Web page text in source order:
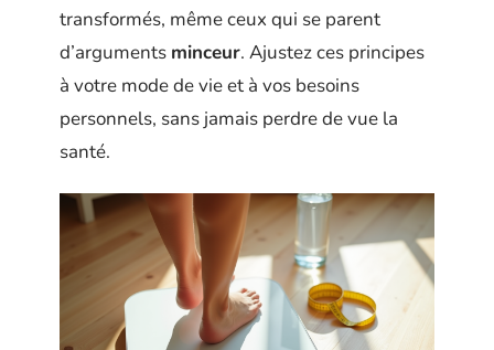
transformés, même ceux qui se parent
d’arguments minceur. Ajustez ces principes
à votre mode de vie et à vos besoins
personnels, sans jamais perdre de vue la
santé.